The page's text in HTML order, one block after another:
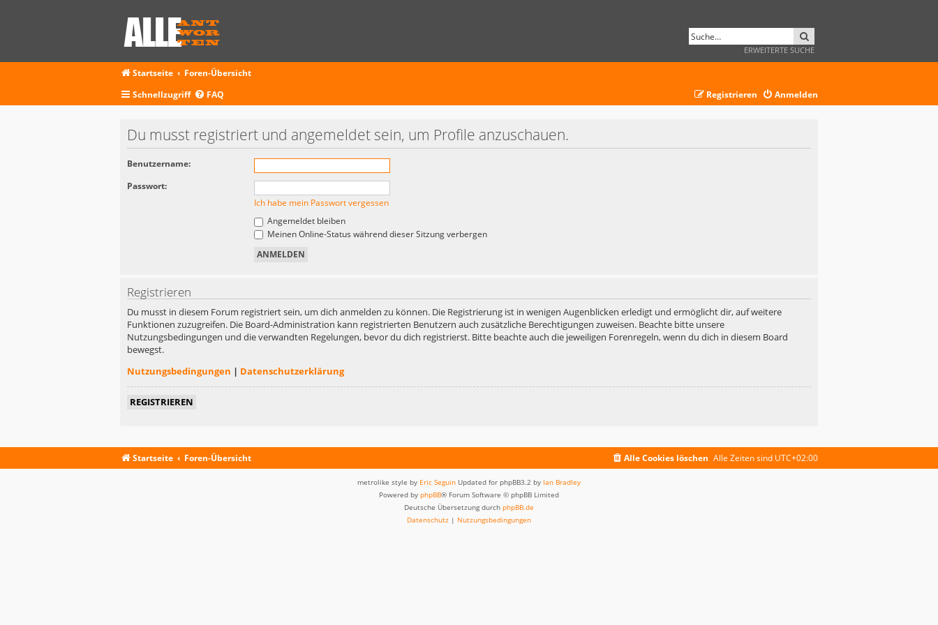
ERWEITERTE SUCHE
Startseite
Foren-Übersicht
Schnellzugriff
FAQ Anmelden
Registrieren
Du musst registriert und angemeldet sein, um Profile anzuschauen.
Benutzername:
Passwort:
Ich habe mein Passwort vergessen
Angemeldet bleiben
Meinen Online-Status während dieser Sitzung verbergen
Registrieren
Du musst in diesem Forum registriert sein, um dich anmelden zu können. Die Registrierung ist in wenigen Augenblicken erledigt und ermöglicht dir, auf weitere
Funktionen zuzugreifen. Die Board-Administration kann registrierten Benutzern auch zusätzliche Berechtigungen zuweisen. Beachte bitte unsere
Nutzungsbedingungen und die verwandten Regelungen, bevor du dich registrierst. Bitte beachte auch die jeweiligen Forenregeln, wenn du dich in diesem Board
bewegst.
Nutzungsbedingungen | Datenschutzerklärung
REGISTRIEREN
Startseite Foren-Übersicht Alle Zeiten sind UTC+02:00
Alle Cookies löschen
metrolike style by Eric Seguin Updated for phpBB3.2 by Ian Bradley
Powered by phpBB® Forum Software © phpBB Limited
Deutsche Übersetzung durch phpBB.de
Datenschutz | Nutzungsbedingungen